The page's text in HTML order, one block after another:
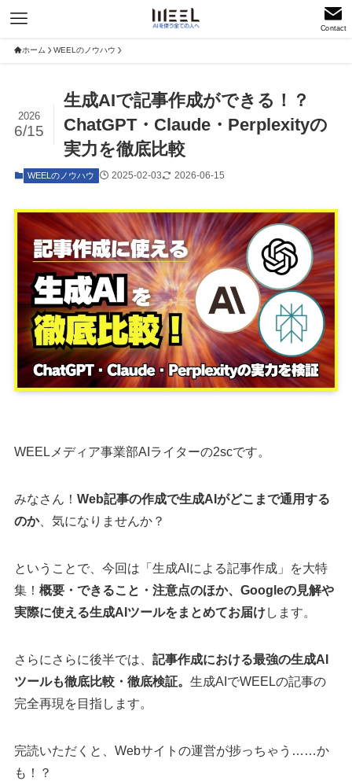
Contact
ホーム WEELのノウハウ
生成AIで記事作成ができる！？
ChatGPT・Claude・Perplexityの
実力を徹底比較
2026
6/15
WEELのノウハウ 2025-02-03 2026-06-15
WEELメディア事業部AIライターの2scです。
みなさん！ Web記事の作成で生成AIがどこまで通用する
のか、気になりませんか？
ということで、今回は「生成AIによる記事作成」を大特
集！ 概要・できること・注意点のほか、Googleの見解や
実際に使える生成AIツールをまとめてお届けします。
さらにさらに後半では、 記事作成における最強の生成AI
ツールも徹底比較・徹底検証。 生成AIでWEELの記事の
完全再現を目指します。
完読いただくと、Webサイトの運営が捗っちゃう……か
も！？